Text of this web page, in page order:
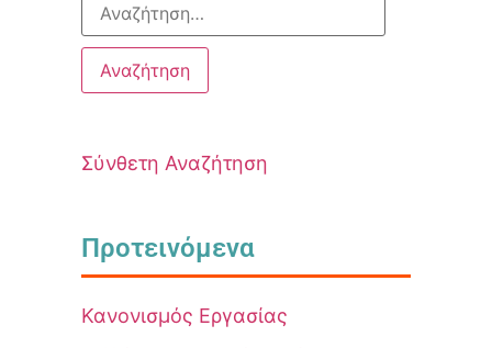
Σύνθετη Αναζήτηση
Προτεινόμενα
Κανονισμός Εργασίας